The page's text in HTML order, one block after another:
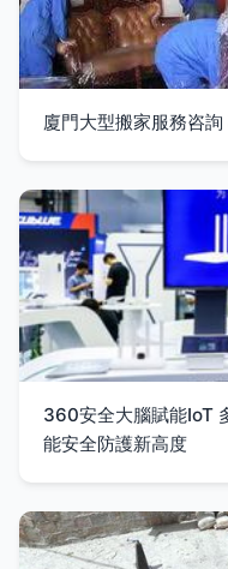
廈門大型搬家服務咨詢
360安全大腦賦能IoT
能安全防護新高度